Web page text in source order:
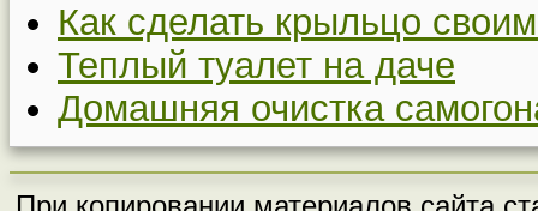
Как сделать крыльцо
Теплый туалет на даче
Домашняя очистка